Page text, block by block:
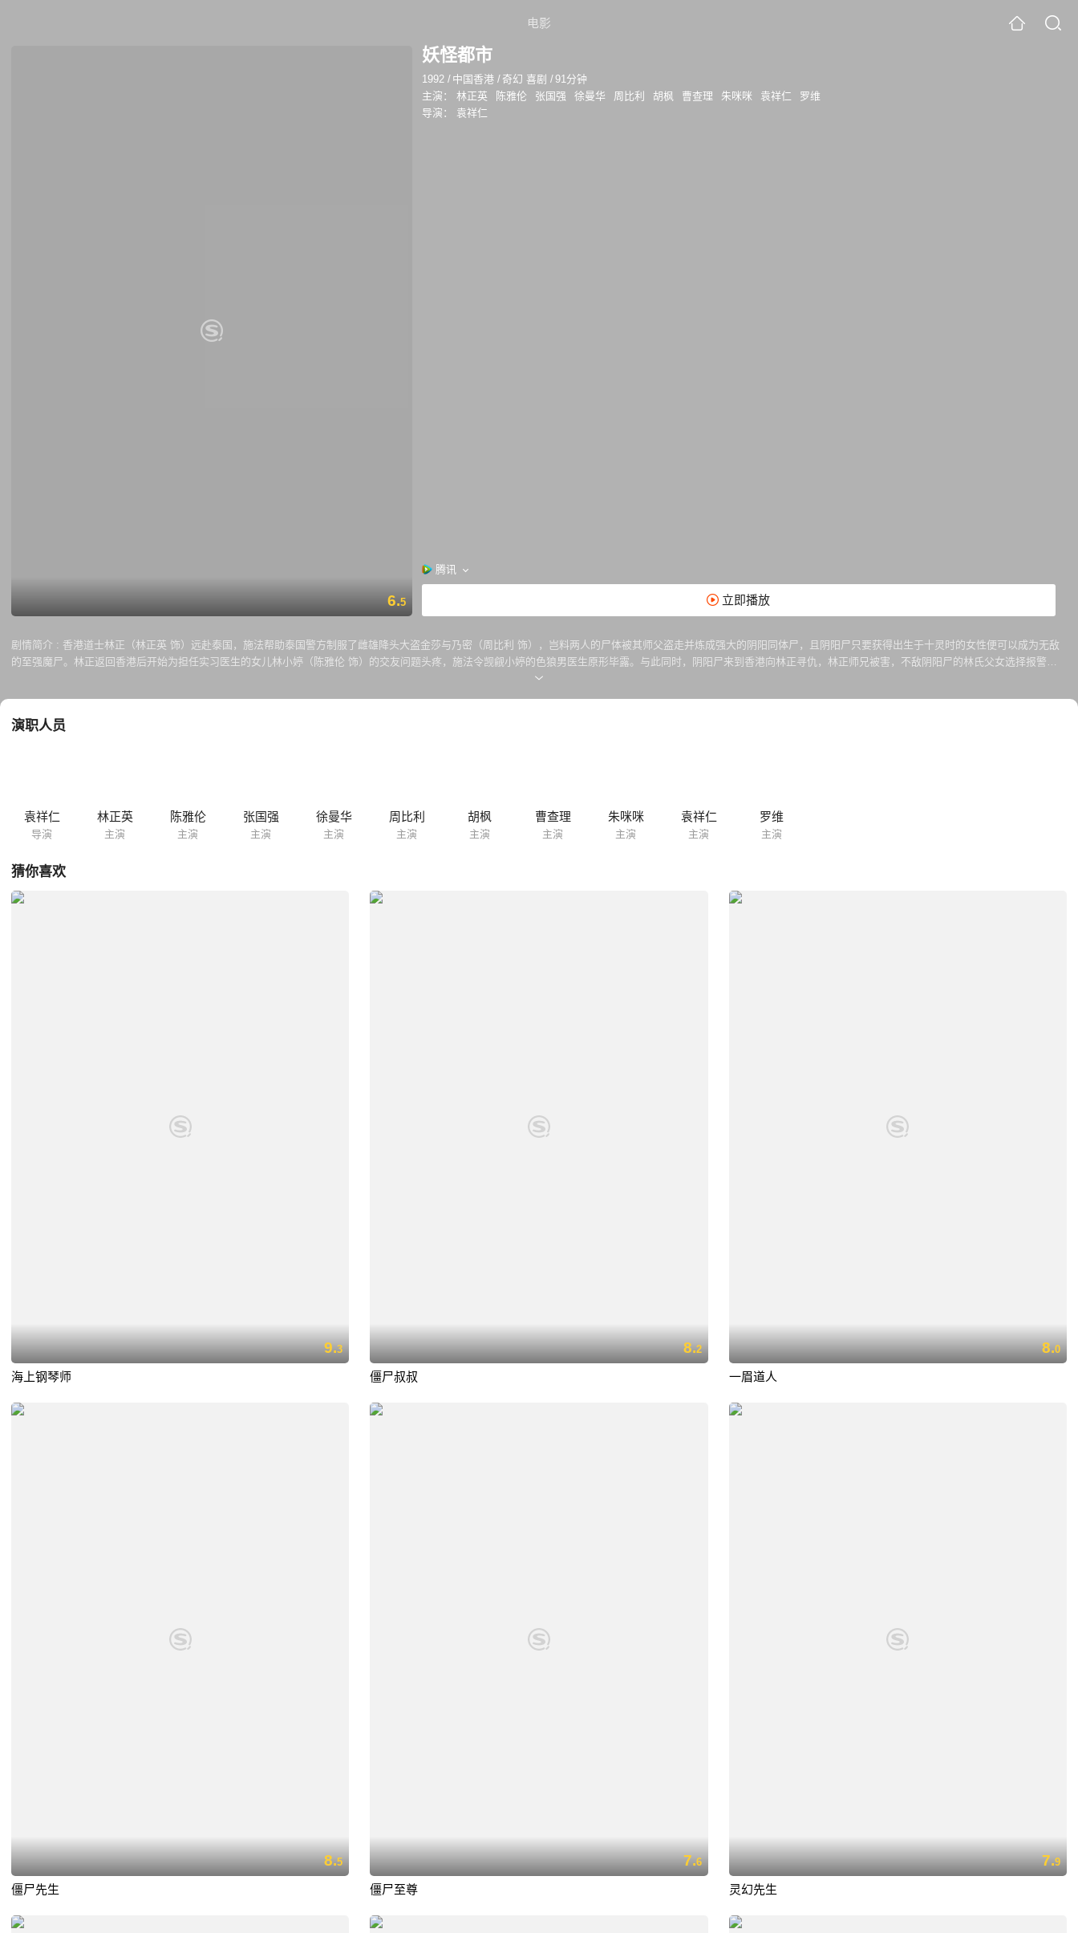
电影
6.5
妖怪都市
1992 / 中国香港 / 奇幻 喜剧 /91分钟
主演：
林正英 陈雅伦 张国强 徐曼华 周比利 胡枫 曹查理 朱咪咪 袁祥仁
罗维
导演：
袁祥仁
腾讯
立即播放
剧情简介 : 香港道士林正（林正英 饰）远赴泰国，施法帮助泰国警方制服了雌雄降头大盗金莎与乃密（周比利 饰），岂料两人的尸体被其师父盗走并炼成强大的阴阳同体尸，且阴阳尸只要获得出生于十灵时的女性便可以成为无敌
的至强魔尸。林正返回香港后开始为担任实习医生的女儿林小婷（陈雅伦 饰）的交友问题头疼，施法令觊觎小婷的色狼男医生原形毕露。与此同时，阴阳尸来到香港向林正寻仇，林正师兄被害，不敌阴阳尸的林氏父女选择报警，
警探大B（张国强 饰）与林小婷有嫌隙，于是趁机数落父女二人，随林小婷至现场勘查的大B在阴阳尸攻击下一败涂地。林氏一家和大B苦思降服阴阳尸之法，而出生于十灵时的小婷与大B其实就是战胜阴阳尸最强大的武器……
演职人员
袁祥仁
导演
林正英
主演
陈雅伦
主演
张国强
主演
徐曼华
主演
周比利
主演
胡枫
主演
曹查理
主演
朱咪咪
主演
袁祥仁
主演
罗维
主演
猜你喜欢
9.3
海上钢琴师
8.2
僵尸叔叔
8.0
一眉道人
8.5
僵尸先生
7.6
僵尸至尊
7.9
灵幻先生